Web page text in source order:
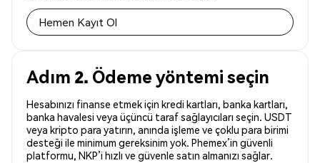
Hemen Kayıt Ol
Adım 2. Ödeme yöntemi seçin
Hesabınızı finanse etmek için kredi kartları, banka kartları,
banka havalesi veya üçüncü taraf sağlayıcıları seçin. USDT
veya kripto para yatırın, anında işleme ve çoklu para birimi
desteği ile minimum gereksinim yok. Phemex’in güvenli
platformu, NKP’i hızlı ve güvenle satın almanızı sağlar.